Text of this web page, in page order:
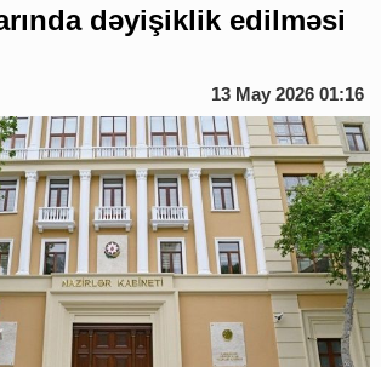
dəyişiklik edilməsi
13 May 2026 01:16